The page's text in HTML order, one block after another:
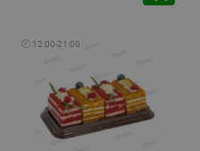
🕘 12:00-21:00